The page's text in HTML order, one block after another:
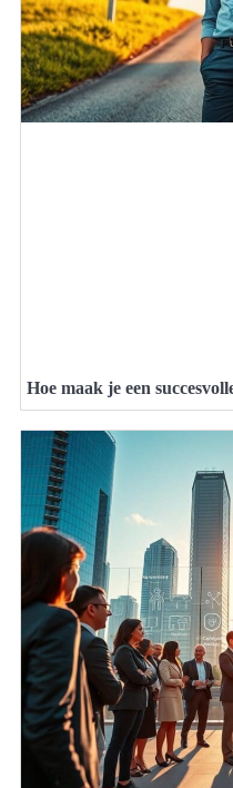
Hoe maak je een